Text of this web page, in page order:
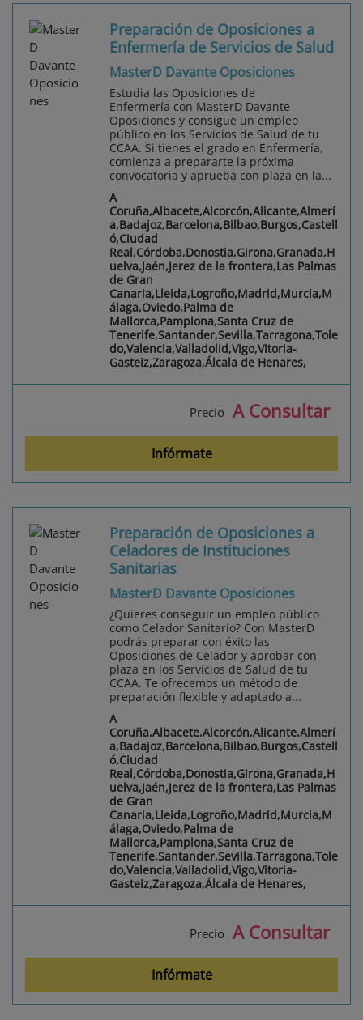
Preparación de Oposiciones a
Enfermería de Servicios de Salud
MasterD Davante Oposiciones
Estudia las Oposiciones de
Enfermería con MasterD Davante
Oposiciones y consigue un empleo
público en los Servicios de Salud de tu
CCAA. Si tienes el grado en Enfermería,
comienza a prepararte la próxima
convocatoria y aprueba con plaza en la...
A
Coruña,Albacete,Alcorcón,Alicante,Almerí
a,Badajoz,Barcelona,Bilbao,Burgos,Castell
ó,Ciudad
Real,Córdoba,Donostia,Girona,Granada,H
uelva,Jaén,Jerez de la frontera,Las Palmas
de Gran
Canaria,Lleida,Logroño,Madrid,Murcia,M
álaga,Oviedo,Palma de
Mallorca,Pamplona,Santa Cruz de
Tenerife,Santander,Sevilla,Tarragona,Tole
do,Valencia,Valladolid,Vigo,Vitoria-
Gasteiz,Zaragoza,Álcala de Henares,
Precio A Consultar
Infórmate
Preparación de Oposiciones a
Celadores de Instituciones
Sanitarias
MasterD Davante Oposiciones
¿Quieres conseguir un empleo público
como Celador Sanitario? Con MasterD
podrás preparar con éxito las
Oposiciones de Celador y aprobar con
plaza en los Servicios de Salud de tu
CCAA. Te ofrecemos un método de
preparación flexible y adaptado a...
A
Coruña,Albacete,Alcorcón,Alicante,Almerí
a,Badajoz,Barcelona,Bilbao,Burgos,Castell
ó,Ciudad
Real,Córdoba,Donostia,Girona,Granada,H
uelva,Jaén,Jerez de la frontera,Las Palmas
de Gran
Canaria,Lleida,Logroño,Madrid,Murcia,M
álaga,Oviedo,Palma de
Mallorca,Pamplona,Santa Cruz de
Tenerife,Santander,Sevilla,Tarragona,Tole
do,Valencia,Valladolid,Vigo,Vitoria-
Gasteiz,Zaragoza,Álcala de Henares,
Precio A Consultar
Infórmate